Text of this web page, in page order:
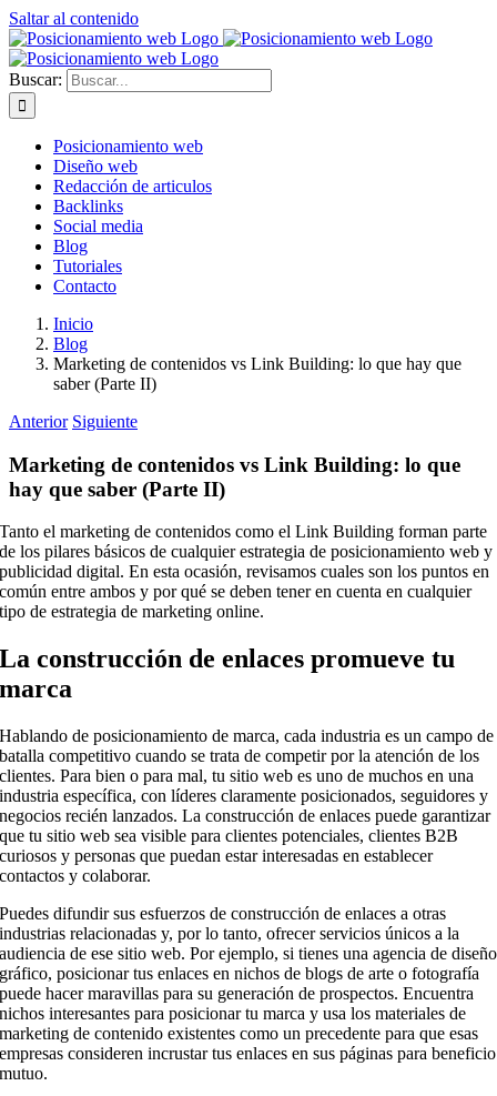
Saltar al contenido
Buscar:
Posicionamiento web
Diseño web
Redacción de articulos
Backlinks
Social media
Blog
Tutoriales
Contacto
Inicio
Blog
Marketing de contenidos vs Link Building: lo que hay que
saber (Parte II)
Anterior Siguiente
Marketing de contenidos vs Link Building: lo que
hay que saber (Parte II)
Tanto el marketing de contenidos como el Link Building forman parte
de los pilares básicos de cualquier estrategia de posicionamiento web y
publicidad digital. En esta ocasión, revisamos cuales son los puntos en
común entre ambos y por qué se deben tener en cuenta en cualquier
tipo de estrategia de marketing online.
La construcción de enlaces promueve tu
marca
Hablando de posicionamiento de marca, cada industria es un campo de
batalla competitivo cuando se trata de competir por la atención de los
clientes. Para bien o para mal, tu sitio web es uno de muchos en una
industria específica, con líderes claramente posicionados, seguidores y
negocios recién lanzados. La construcción de enlaces puede garantizar
que tu sitio web sea visible para clientes potenciales, clientes B2B
curiosos y personas que puedan estar interesadas en establecer
contactos y colaborar.
Puedes difundir sus esfuerzos de construcción de enlaces a otras
industrias relacionadas y, por lo tanto, ofrecer servicios únicos a la
audiencia de ese sitio web. Por ejemplo, si tienes una agencia de diseño
gráfico, posicionar tus enlaces en nichos de blogs de arte o fotografía
puede hacer maravillas para su generación de prospectos. Encuentra
nichos interesantes para posicionar tu marca y usa los materiales de
marketing de contenido existentes como un precedente para que esas
empresas consideren incrustar tus enlaces en sus páginas para beneficio
mutuo.